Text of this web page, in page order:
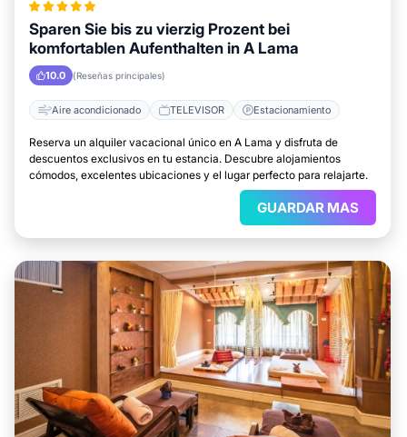
Sparen Sie bis zu vierzig Prozent bei
komfortablen Aufenthalten in A Lama
10.0 (Reseñas principales)
Aire acondicionado TELEVISOR Estacionamiento
Reserva un alquiler vacacional único en A Lama y disfruta de
descuentos exclusivos en tu estancia. Descubre alojamientos
cómodos, excelentes ubicaciones y el lugar perfecto para relajarte.
GUARDAR MAS